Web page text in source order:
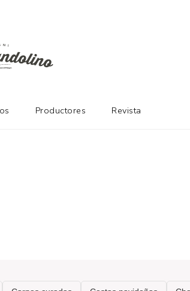
Productores Revista